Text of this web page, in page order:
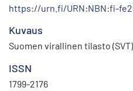
https://urn.fi/URN:NBN:fi-
Kuvaus
Suomen virallinen tilasto (SVT)
ISSN
1799-2176